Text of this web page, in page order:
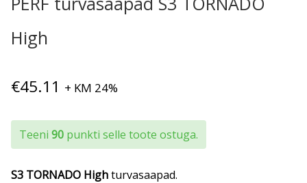
High
€45.11 + KM 24%
Teeni 90 punkti selle toote ostuga.
S3 TORNADO Highturvasaapad.